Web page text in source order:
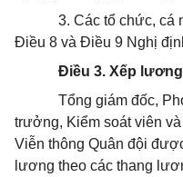
3. Các tổ chức, cá
Điều 8 và Điều 9 Nghị
Điều 3. Xếp
Tổng giám đốc,
trưởng, Kiểm soát viên
Viễn thông Quân đội
lương theo các thang